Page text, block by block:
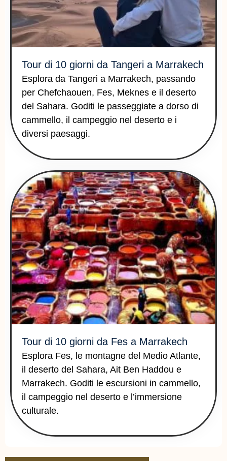
Tour di 10 giorni da Tangeri a Marrakech
Esplora da Tangeri a Marrakech, passando
per Chefchaouen, Fes, Meknes e il deserto
del Sahara. Goditi le passeggiate a dorso di
cammello, il campeggio nel deserto e i
diversi paesaggi.
Tour di 10 giorni da Fes a Marrakech
Esplora Fes, le montagne del Medio Atlante,
il deserto del Sahara, Ait Ben Haddou e
Marrakech. Goditi le escursioni in cammello,
il campeggio nel deserto e l’immersione
culturale.